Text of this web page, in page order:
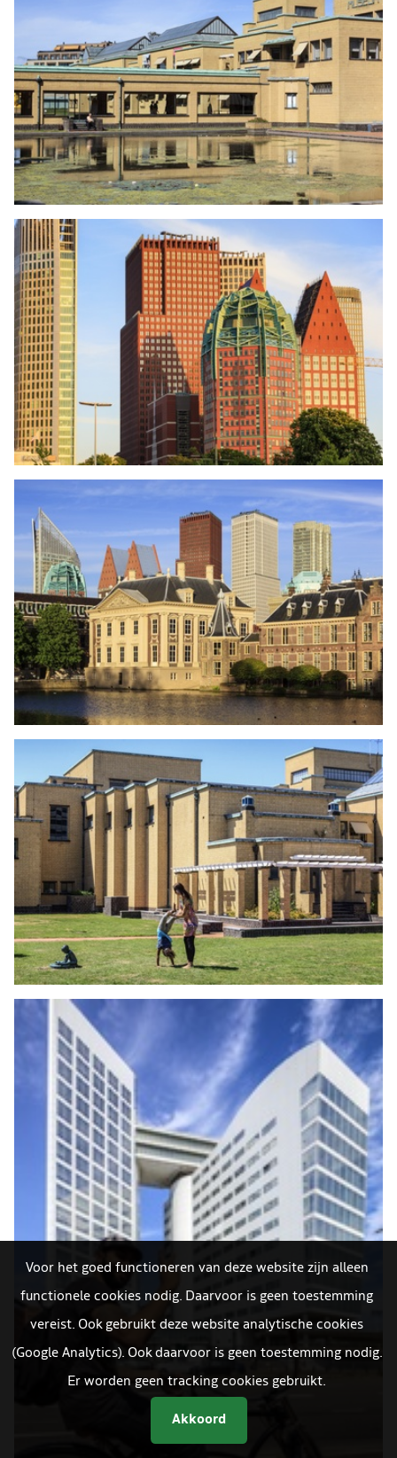
Voor het goed functioneren van deze website zijn alleen
functionele cookies nodig. Daarvoor is geen toestemming
vereist. Ook gebruikt deze website analytische cookies
(Google Analytics). Ook daarvoor is geen toestemming nodig.
Er worden geen tracking cookies gebruikt.
Akkoord